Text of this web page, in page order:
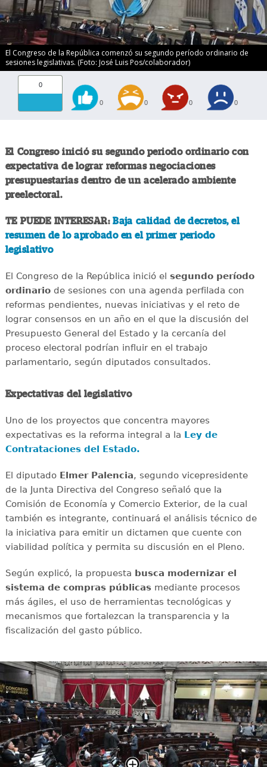
El Congreso de la República comenzó su segundo período ordinario de
sesiones legislativas. (Foto: José Luis Pos/colaborador)
0
0 0 0 0
El Congreso inició su segundo periodo ordinario con
expectativa de lograr reformas negociaciones
presupuestarias dentro de un acelerado ambiente
preelectoral.
TE PUEDE INTERESAR:Baja calidad de decretos, el
resumen de lo aprobado en el primer periodo
legislativo
El Congreso de la República inició el segundo período
ordinariode sesiones con una agenda perfilada con
reformas pendientes, nuevas iniciativas y el reto de
lograr consensos en un año en el que la discusión del
Presupuesto General del Estado y la cercanía del
proceso electoral podrían influir en el trabajo
parlamentario, según diputados consultados.
Expectativas del legislativo
Uno de los proyectos que concentra mayores
expectativas es la reforma integral a la Ley de
Contrataciones del Estado.
El diputado Elmer Palencia, segundo vicepresidente
de la Junta Directiva del Congreso señaló que la
Comisión de Economía y Comercio Exterior, de la cual
también es integrante, continuará el análisis técnico de
la iniciativa para emitir un dictamen que cuente con
viabilidad política y permita su discusión en el Pleno.
Según explicó, la propuesta busca modernizar el
sistema de compras públicasmediante procesos
más ágiles, el uso de herramientas tecnológicas y
mecanismos que fortalezcan la transparencia y la
fiscalización del gasto público.